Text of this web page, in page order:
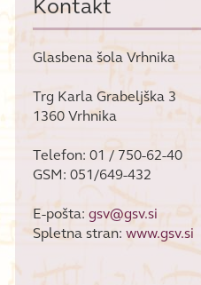
Kontakt
Glasbena šola Vrhnika
Trg Karla Grabeljška 3
1360 Vrhnika
Telefon: 01 / 750-62-40
GSM: 051/649-432
E-pošta: gsv@gsv.si
Spletna stran: www.gsv.si